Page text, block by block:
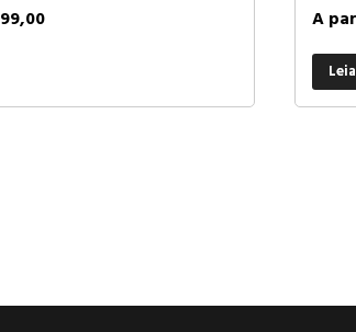
99,00 A